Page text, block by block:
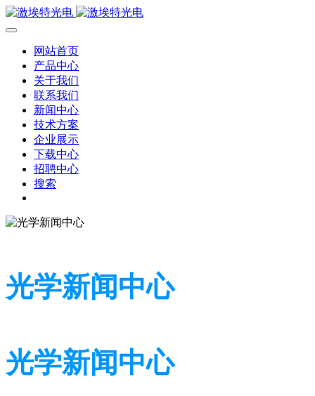
网站首页
产品中心
关于我们
联系我们
新闻中心
技术方案
企业展示
下载中心
招聘中心
搜索
光学新闻中心
光学新闻中心